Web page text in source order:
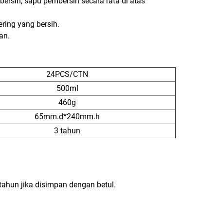
yang bersih.
24PCS/CTN
500ml
460g
65mm.d*240mm.h
3 tahun
jika disimpan dengan betul.